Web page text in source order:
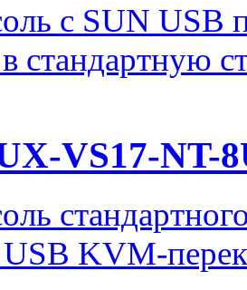
с SUN USB
стандартную
VS17-NT-
KVM-